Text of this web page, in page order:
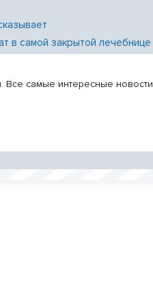
в самой закрытой
Все самые интересные новости